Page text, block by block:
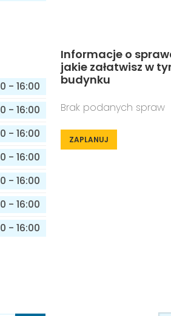
- 16:00
- 16:00
- 16:00
- 16:00
- 16:00
- 16:00
- 16:00
Informacje o
jakie załatwisz w
budynku
Brak podanych spraw
ZAPLANUJ